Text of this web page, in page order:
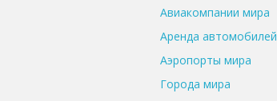
Авиакомпании мира
Аренда автомобилей
Аэропорты мира
Города мира